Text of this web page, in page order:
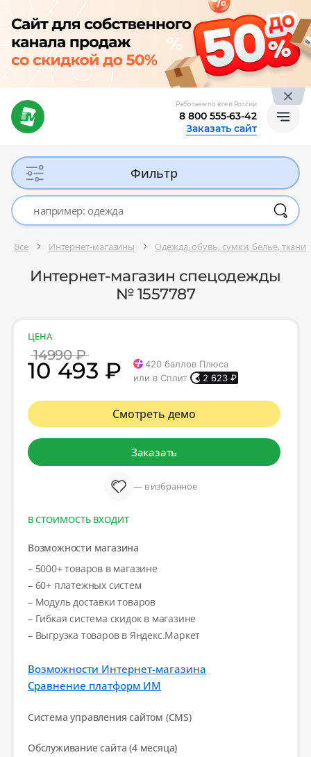
Работаем по всей России
8 800 555-63-42
Заказать сайт
Фильтр
Все Интернет-магазины Одежда, обувь, сумки, белье, ткани
Интернет-магазин спецодежды
№ 1557787
ЦЕНА
14990 ₽
10 493 ₽ 420баллов Плюса
или в Сплит
2 623₽
Смотреть демо
Заказать
— в избранное
В СТОИМОСТЬ ВХОДИТ
Возможности магазина
– 5000+ товаров в магазине
– 60+ платежных систем
– Модуль доставки товаров
– Гибкая система скидок в магазине
– Выгрузка товаров в Яндекс.Маркет
Возможности Интернет-магазина
Сравнение платформ ИМ
Система управления сайтом (CMS)
Обслуживание сайта (4 месяца)